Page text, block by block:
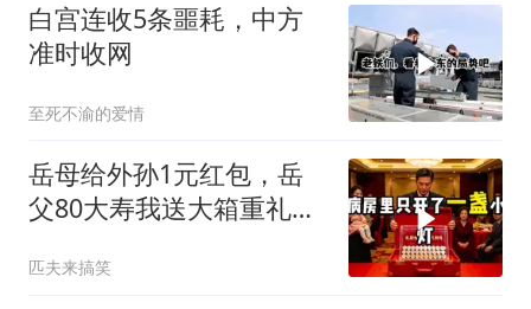
白宫连收5条噩耗，中方
准时收网
至死不渝的爱情
岳母给外孙1元红包，岳
父80大寿我送大箱重礼，
匹夫来搞笑